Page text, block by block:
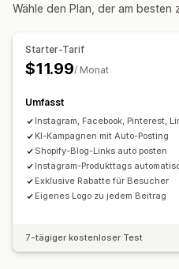
Video-Player
Eingebettete Videos
Wähle den Plan, der am besten
Starter-Tarif
$11.99/ Monat
Umfasst
Instagram, Facebook, Pinterest,
KI-Kampagnen mit Auto-Posting
Shopify-Blog-Links auto posten
Instagram-Produkttags
Exklusive Rabatte für Besucher
Eigenes Logo zu jedem Beitrag
7-tägiger kostenloser Test